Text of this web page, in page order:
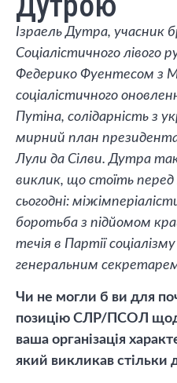
Ізраель Дутра, учасник
Соціалістичного лівого
Федерико Фуентесом з
соціалістичного
Путіна, солідарність з
мирний план президента
Лули да Сілви. Дутра
виклик, що стоїть
сьогодні:
боротьба з підйомом
течія в Партії
генеральним
Чи не могли б ви для
позицію СЛР/ПСОЛ щодо
ваша організація
який викликав стільки